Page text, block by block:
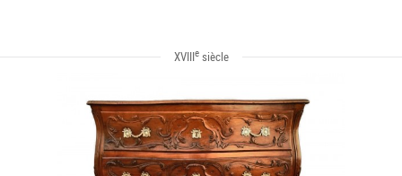
XVIIIesiècle